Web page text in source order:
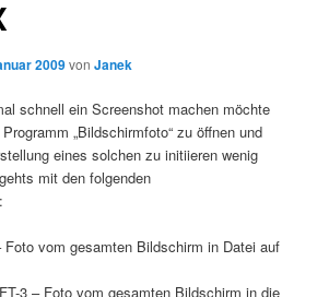
2009vonJanek
schnell ein Screenshot machen möchte
„Bildschirmfoto“ zu öffnen und
eines solchen zu initiieren wenig
mit den folgenden
Foto vom gesamten Bildschirm in Datei auf
3 – Foto vom gesamten Bildschirm in die